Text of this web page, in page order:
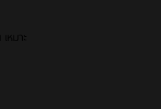
หมาะ